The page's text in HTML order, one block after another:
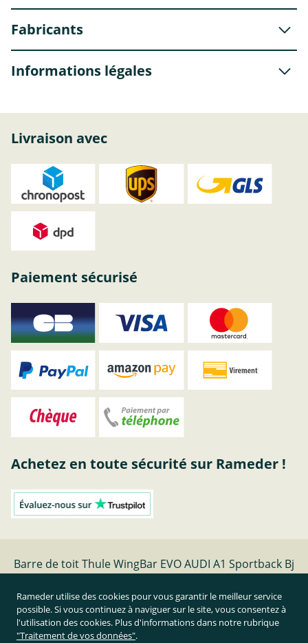
Fabricants
Informations légales
Livraison avec
Paiement sécurisé
Achetez en toute sécurité sur Rameder !
Barre de toit Thule WingBar EVO AUDI A1 Sportback Bj
Résilier le contrat
Rameder utilise des cookies pour vous garantir le meilleur service
possible. Si vous continuez à naviguer sur le site, vous consentez à
l'utilisation des cookies. Plus d'informations dans notre rubrique
"Traitement de vos données".